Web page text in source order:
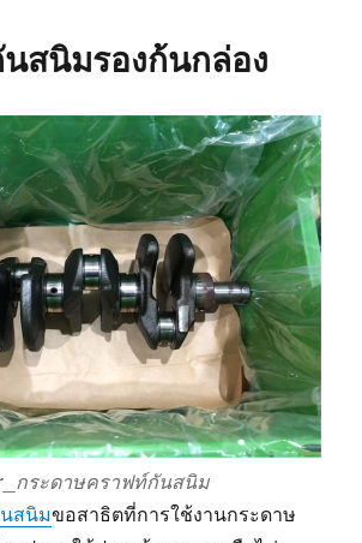
สนิมรองก้นกล่อง
กระดาษคราฟท์กันสนิม
นสนิมขอสาธิตที่การใช้งานกระดาษ